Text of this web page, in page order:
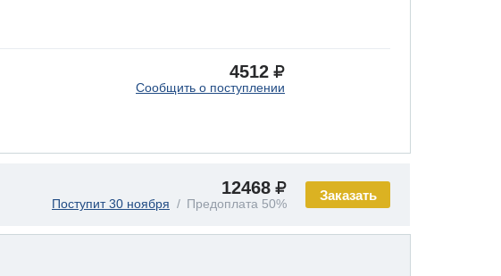
4512
Сообщить о поступлении
Заказать
12468
Поступит 30 ноября Предоплата 50%